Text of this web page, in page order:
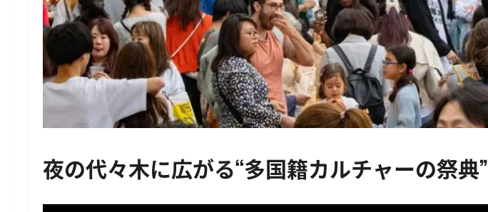
夜の代々木に広がる“多国籍カルチャーの祭典”